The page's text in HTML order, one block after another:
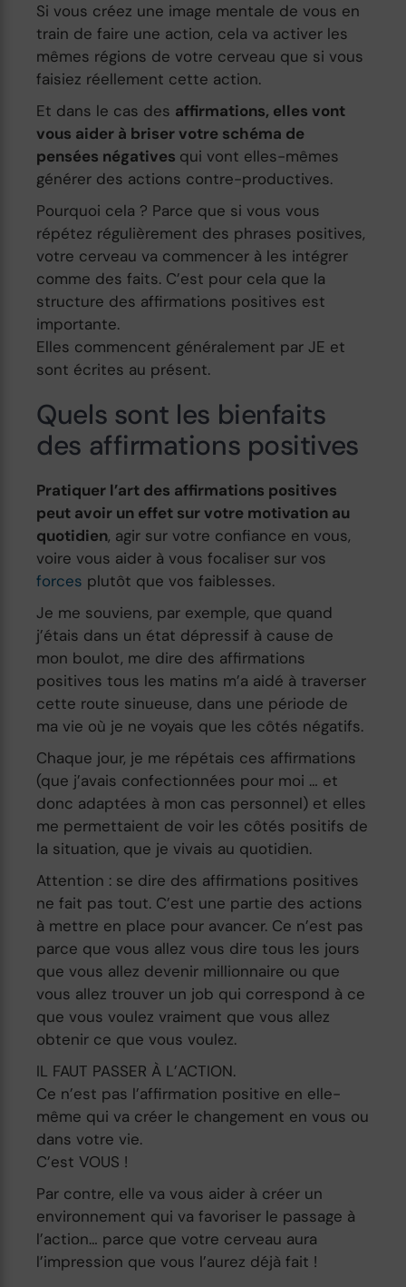
Si vous créez une image mentale de vous en
train de faire une action, cela va activer les
mêmes régions de votre cerveau que si vous
faisiez réellement cette action.
Et dans le cas des affirmations, elles vont
vous aider à briser votre schéma de
pensées négatives qui vont elles-mêmes
générer des actions contre-productives.
Pourquoi cela ? Parce que si vous vous
répétez régulièrement des phrases positives,
votre cerveau va commencer à les intégrer
comme des faits. C’est pour cela que la
structure des affirmations positives est
importante.
Elles commencent généralement par JE et
sont écrites au présent.
Quels sont les bienfaits
des affirmations positives
Pratiquer l’art des affirmations positives
peut avoir un effet sur votre motivation au
quotidien, agir sur votre confiance en vous,
voire vous aider à vous focaliser sur vos
forces plutôt que vos faiblesses.
Je me souviens, par exemple, que quand
j’étais dans un état dépressif à cause de
mon boulot, me dire des affirmations
positives tous les matins m’a aidé à traverser
cette route sinueuse, dans une période de
ma vie où je ne voyais que les côtés négatifs.
Chaque jour, je me répétais ces affirmations
(que j’avais confectionnées pour moi … et
donc adaptées à mon cas personnel) et elles
me permettaient de voir les côtés positifs de
la situation, que je vivais au quotidien.
Attention : se dire des affirmations positives
ne fait pas tout. C’est une partie des actions
à mettre en place pour avancer. Ce n’est pas
parce que vous allez vous dire tous les jours
que vous allez devenir millionnaire ou que
vous allez trouver un job qui correspond à ce
que vous voulez vraiment que vous allez
obtenir ce que vous voulez.
IL FAUT PASSER À L’ACTION.
Ce n’est pas l’affirmation positive en elle-
même qui va créer le changement en vous ou
dans votre vie.
C’est VOUS !
Par contre, elle va vous aider à créer un
environnement qui va favoriser le passage à
l’action… parce que votre cerveau aura
l’impression que vous l’aurez déjà fait !